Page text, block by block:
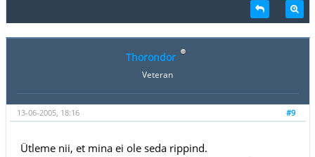
Thorondor
Veteran
#9
13-06-2005, 18:16
Ütleme nii, et mina ei ole seda rippind.